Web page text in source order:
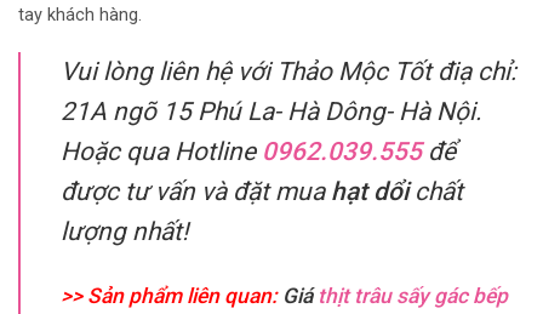
tay khách hàng.
Vui lòng liên hệ với Thảo Mộc Tốt điạ chỉ:
21A ngõ 15 Phú La- Hà Dông- Hà Nội.
Hoặc qua Hotline 0962.039.555để
được tư vấn và đặt mua hạt dổichất
lượng nhất!
>> Sản phẩm liên quan:Giá thịt trâu sấy gác bếp